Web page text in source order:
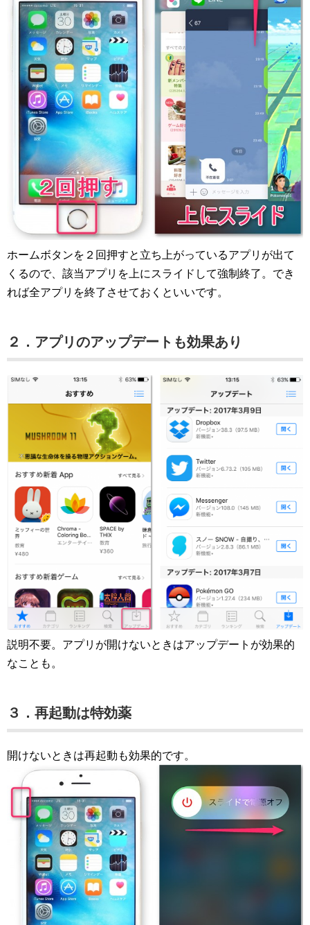
ホームボタンを２回押すと立ち上がっているアプリが出て
くるので、該当アプリを上にスライドして強制終了。でき
れば全アプリを終了させておくといいです。
２．アプリのアップデートも効果あり
説明不要。アプリが開けないときはアップデートが効果的
なことも。
３．再起動は特効薬
開けないときは再起動も効果的です。